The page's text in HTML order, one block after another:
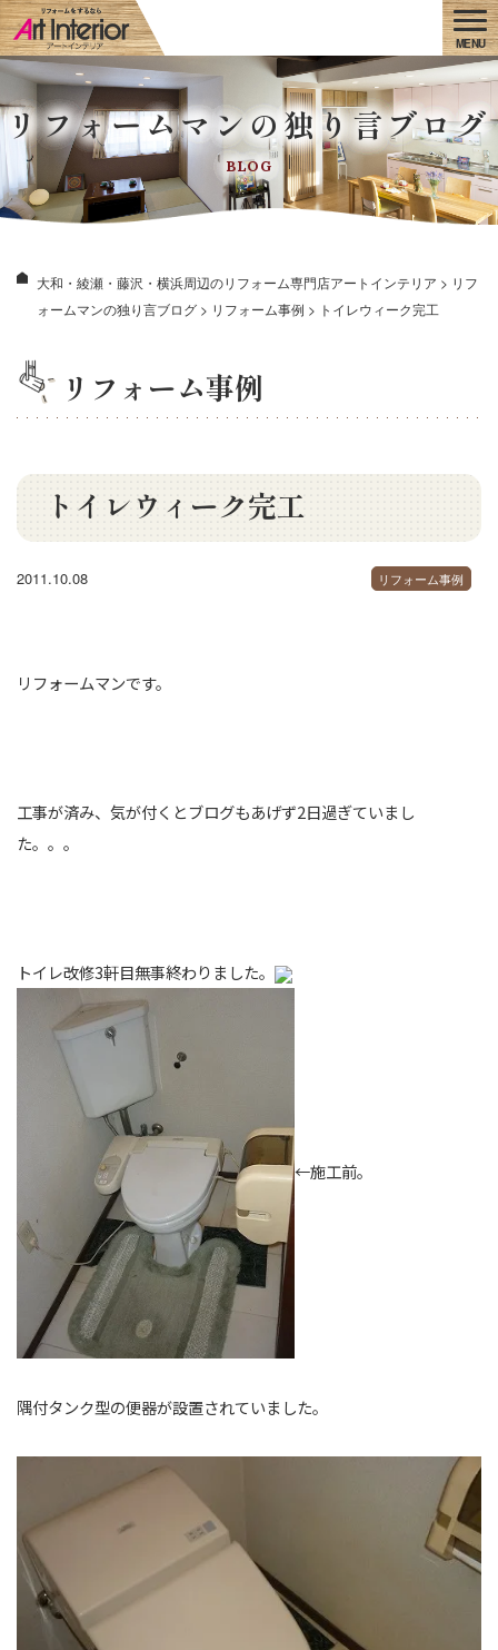
リフォームマンの独り言ブログ
BLOG
大和・綾瀬・藤沢・横浜周辺のリフォーム専門店アートインテリア > リフ
ォームマンの独り言ブログ > リフォーム事例 > トイレウィーク完工
リフォーム事例
トイレウィーク完工
2011.10.08 リフォーム事例
リフォームマンです。
工事が済み、気が付くとブログもあげず2日過ぎていまし
た。。。
トイレ改修3軒目無事終わりました。
←施工前。
隅付タンク型の便器が設置されていました。